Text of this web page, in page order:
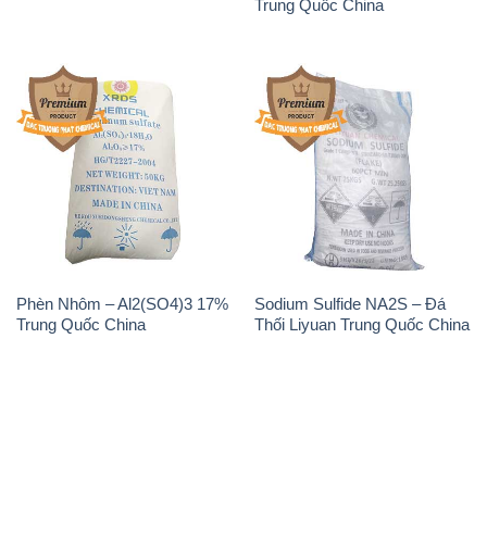
Phèn Nhôm – Al2(SO4)3 17%
Trung Quốc China
Sodium Sulfide NA2S – Đá
Thối Liyuan Trung Quốc China